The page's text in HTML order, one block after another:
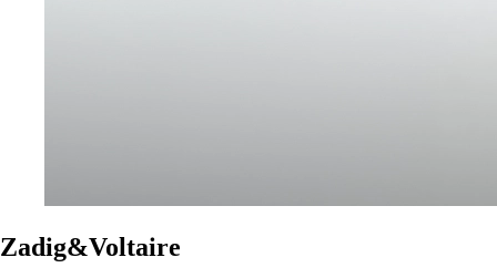
Zadig&Voltaire